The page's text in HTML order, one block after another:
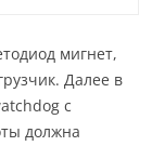
мигнет,
Далее в
с
должна